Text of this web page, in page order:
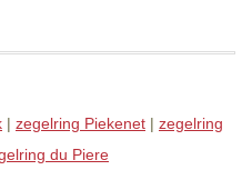
| zegelring Piekenet | zegelring
du Piere